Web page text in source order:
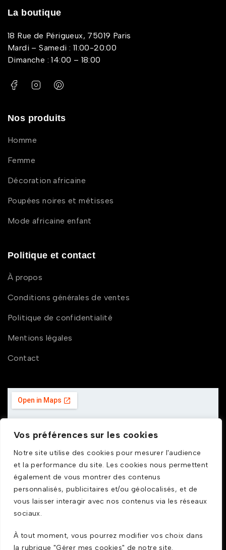
Vos préférences sur les cookies
Notre site utilise des cookies pour mesurer l'audience
et la performance du site. Les cookies nous permettent
également de vous montrer des contenus
personnalisés, publicitaires et/ou géolocalisés, et de
vous laisser interagir avec nos contenus via les réseaux
sociaux.
À tout moment, vous pourrez modifier vos choix dans
la rubrique "Gérer mes cookies" de notre site.
La boutique
18 Rue de Périgueux, 75019 Paris
Mardi – Samedi : 11:00-20:00
Dimanche : 14:00 – 18:00
Nos produits
Homme
Femme
Décoration africaine
Poupées noires et métisses
Mode africaine enfant
Politique et contact
À propos
Conditions générales de ventes
Politique de confidentialité
Mentions légales
Contact